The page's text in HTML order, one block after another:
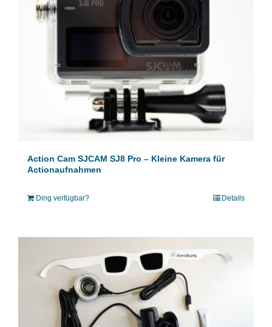
Action Cam SJCAM SJ8 Pro – Kleine Kamera für
Actionaufnahmen
Ding verfügbar? Details